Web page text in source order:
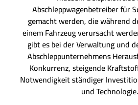
Abschleppwagenbetreiber für
gemacht werden, die während
einem Fahrzeug verursacht
gibt es bei der Verwaltung und
Abschleppunternehmens
Konkurrenz, steigende
Notwendigkeit ständiger
und Technologie.